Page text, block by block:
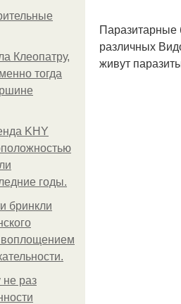
Клеопатру,
тогда
KHY
годы.
бринкли
воплощением
раз
Паразитарные
различных
живут